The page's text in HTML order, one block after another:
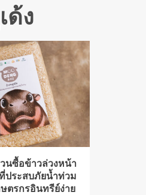
ด้ง
นซื้อข้าวล่วงหน้า
ประสบภัยน้ำท่วม
ตรกรอินทรีย์ง่าย